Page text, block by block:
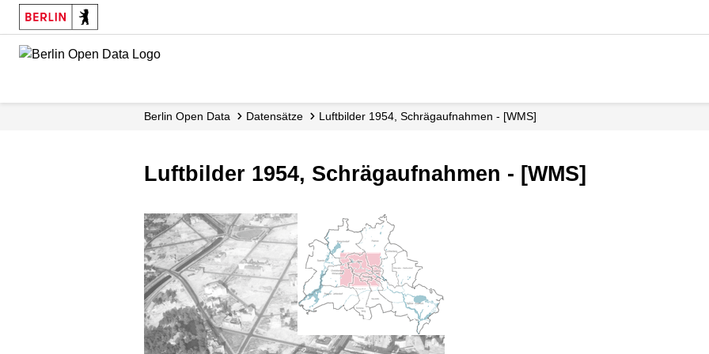
Skip
main
Berlin Open Data Datensätze Luftbilder 1954, Schrägaufnahmen - [WMS]
Luftbilder 1954, Schrägaufnahmen - [WMS]